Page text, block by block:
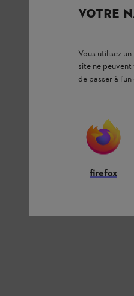
VOTRE
Vous utilisez
site ne
de passer à
firefox